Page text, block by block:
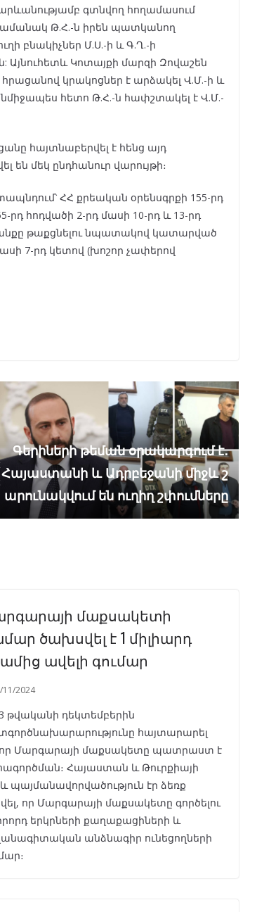
գտնվող հողամասում
Թ.Հ.-ն իրեն պատկանող
բնակիչներ Մ.Ս.-ի և Գ.Ղ.-ի
Այնուհետև Կոտայքի մարզի Զովաշեն
կրակոցներ է արձակել Վ.Մ.-ի և
հետո Թ.Հ.-ն հափշտակել է Վ.Մ.-
հայտնաբերվել է հենց այդ
են մեկ ընդհանուր վարույթի։
ՀՀ քրեական օրենսգրքի 155-րդ
րդ հոդվածի 2-րդ մասի 10-րդ և 13-րդ
թաքցնելու նպատակով կատարված
7-րդ կետով (խոշոր չափերով
Գերիների թեման օրակարգում է․
Հայաստանի և Ադրբեջանի միջև շ
արունակվում են ուղիղ շփումները
մաքսակետի
ծախսվել է 1 միլիարդ
ավելի գումար
11/2024
թվականի դեկտեմբերին
հայտարարել
որ Մարգարայի մաքսակետը պատրաստ է
Հայաստան և Թուրքիայի
պայմանավորվածություն էր ձեռք
որ Մարգարայի մաքսակետը գործելու
երկրների քաղաքացիների և
անձնագիր ունեցողների